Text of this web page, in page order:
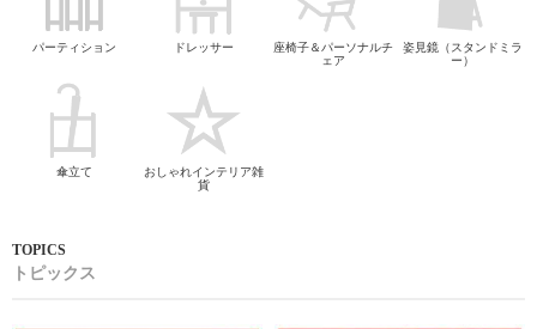
パーティション ドレッサー
座椅子＆パーソナルチ
ェア
姿見鏡（スタンドミラ
ー）
傘立て
おしゃれインテリア雑
貨
トピックス